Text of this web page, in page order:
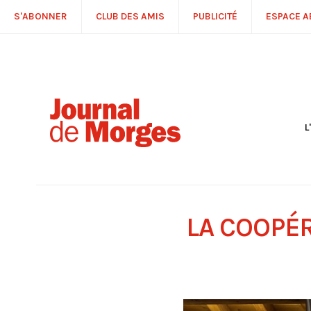
S'ABONNER CLUB DES AMIS PUBLICITÉ ESPACE
LA